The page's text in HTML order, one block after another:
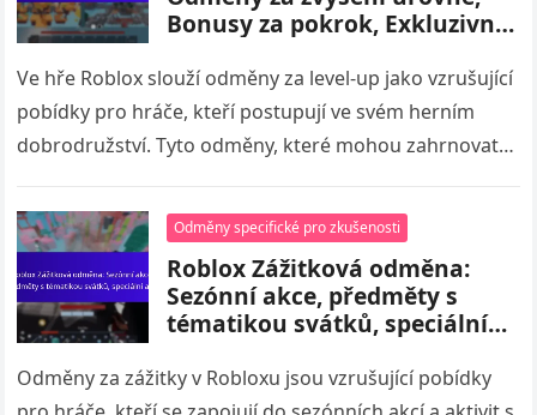
Bonusy za pokrok, Exkluzivní
Ve hře Roblox slouží odměny za level-up jako vzrušující
pobídky pro hráče, kteří postupují ve svém herním
dobrodružství. Tyto odměny, které mohou zahrnovat
Odměny specifické pro zkušenosti
Roblox Zážitková odměna:
Sezónní akce, předměty s
tématikou svátků, speciální
Odměny za zážitky v Robloxu jsou vzrušující pobídky